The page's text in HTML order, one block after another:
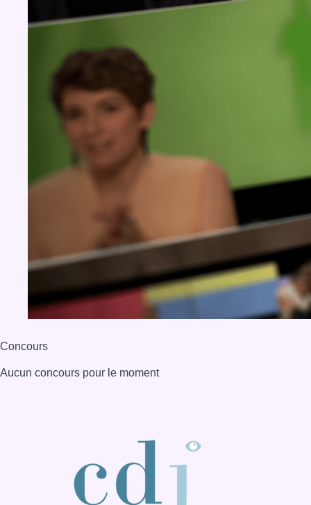
Concours
Aucun concours pour le moment